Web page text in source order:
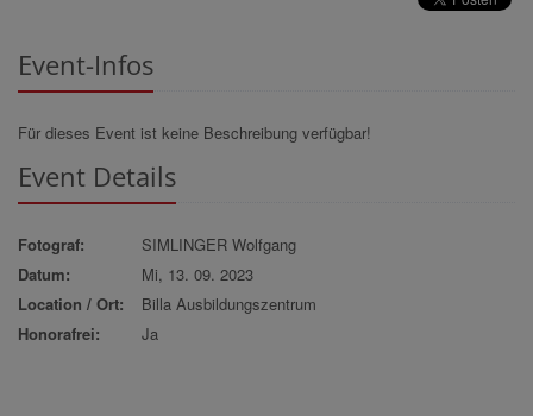
Event-Infos
Für dieses Event ist keine Beschreibung verfügbar!
Event Details
Fotograf:
SIMLINGER Wolfgang
Datum:
Mi, 13. 09. 2023
Location / Ort:
Billa Ausbildungszentrum
Honorafrei:
Ja